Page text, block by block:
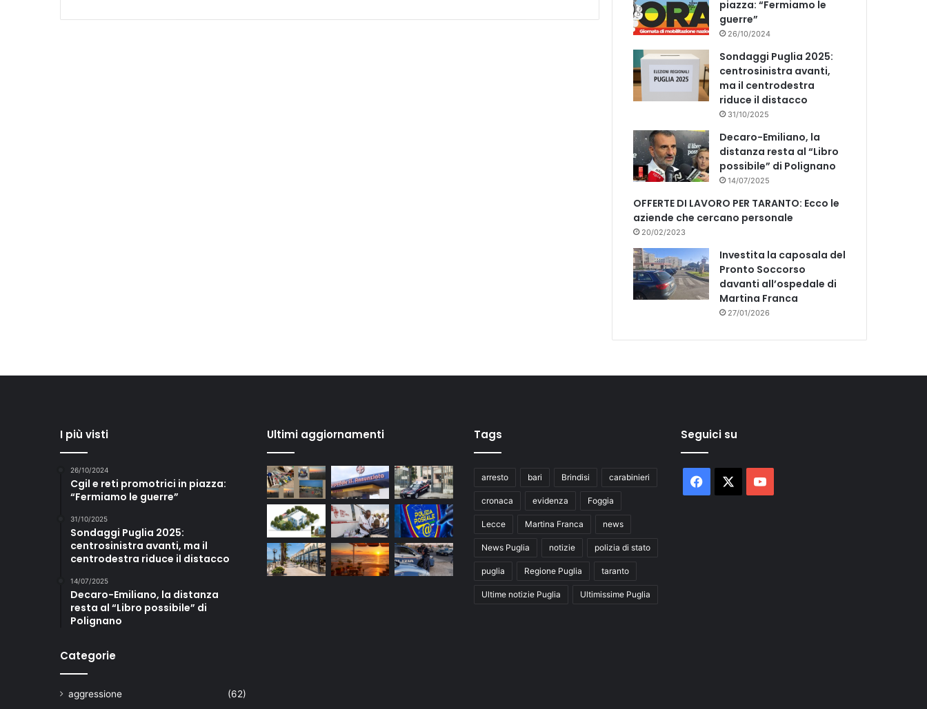
piazza: “Fermiamo le
guerre”
26/10/2024
Sondaggi Puglia 2025:
centrosinistra avanti,
ma il centrodestra
riduce il distacco
31/10/2025
Decaro-Emiliano, la
distanza resta al “Libro
possibile” di Polignano
14/07/2025
OFFERTE DI LAVORO PER TARANTO: Ecco le
aziende che cercano personale
20/02/2023
Investita la caposala del
Pronto Soccorso
davanti all’ospedale di
Martina Franca
27/01/2026
I più visti
26/10/2024
Cgil e reti promotrici in piazza:
“Fermiamo le guerre”
31/10/2025
Sondaggi Puglia 2025:
centrosinistra avanti, ma il
centrodestra riduce il distacco
14/07/2025
Decaro-Emiliano, la distanza
resta al “Libro possibile” di
Polignano
Categorie
aggressione
(62)
Ultimi aggiornamenti Tags
arresto bari Brindisi carabinieri
cronaca evidenza Foggia
Lecce Martina Franca news
News Puglia notizie polizia di stato
puglia Regione Puglia taranto
Ultime notizie Puglia Ultimissime Puglia
Seguici su
Facebook